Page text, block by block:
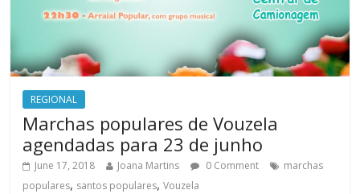
REGIONAL
Marchas populares de Vouzela
agendadas para 23 de junho
June 17, 2018 Joana Martins 0 Comment
marchas
populares, santos populares,Vouzela